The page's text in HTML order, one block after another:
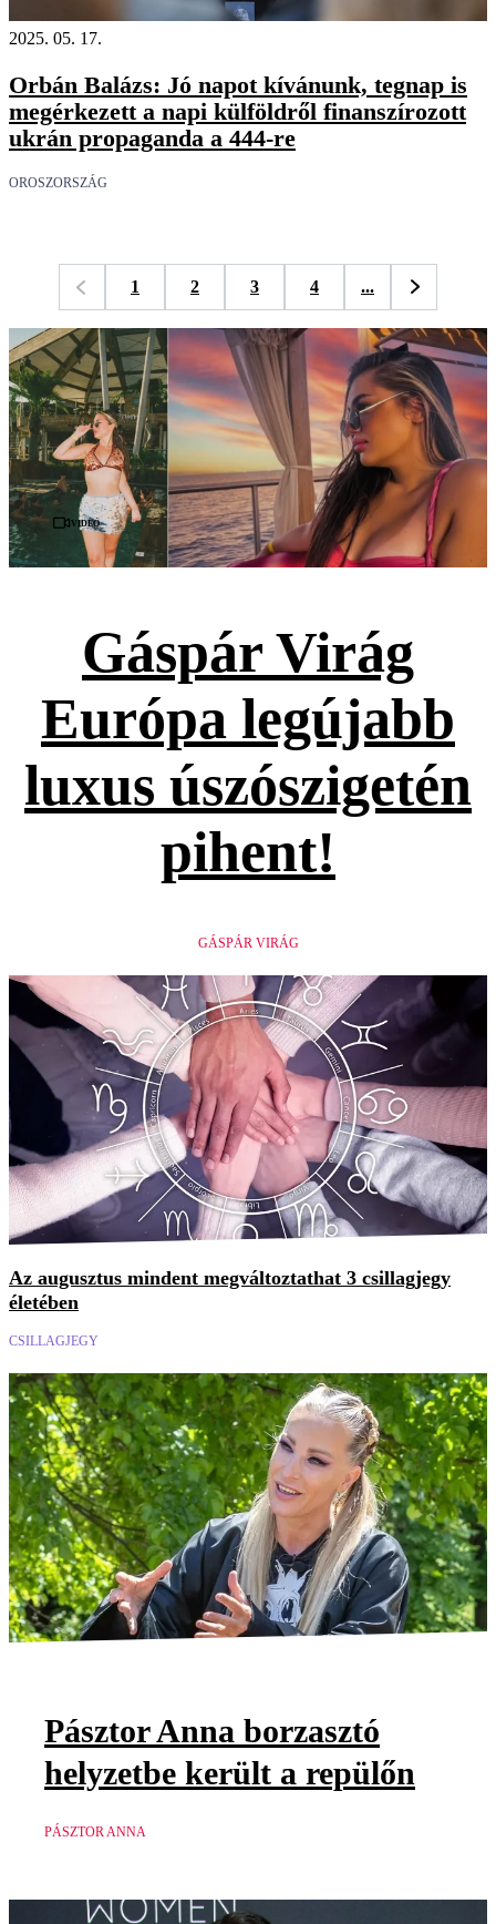
2025. 05. 17.
Orbán Balázs: Jó napot kívánunk, tegnap is
megérkezett a napi külföldről finanszírozott
ukrán propaganda a 444-re
OROSZORSZÁG
1 2 3 4 ...
Videó
Gáspár Virág
Európa legújabb
luxus úszószigetén
pihent!
GÁSPÁR VIRÁG
Az augusztus mindent megváltoztathat 3 csillagjegy
életében
CSILLAGJEGY
Pásztor Anna borzasztó
helyzetbe került a repülőn
PÁSZTOR ANNA